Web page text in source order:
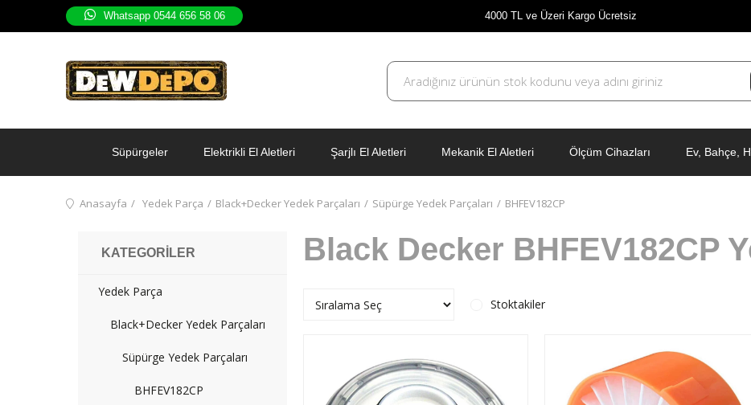
Whatsapp 0544 656 58 06 4000 TL ve Üzeri Kargo Ücretsiz
Süpürgeler Elektrikli El Aletleri Şarjlı El Aletleri Mekanik El Aletleri Ölçüm Cihazları Ev, Bahçe,
Anasayfa Yedek Parça Black+Decker Yedek Parçaları Süpürge Yedek Parçaları BHFEV182CP
KATEGORILER
Yedek Parça
Black+Decker Yedek Parçaları
Süpürge Yedek Parçaları
BHFEV182CP
Black Decker BHFEV182CP
Stoktakiler